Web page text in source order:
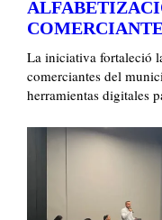
La iniciativa fortaleció
comerciantes del
herramientas digitales